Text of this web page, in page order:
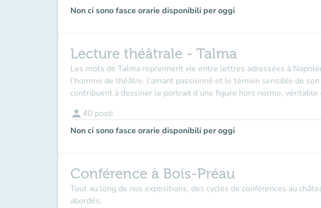
Non ci sono fasce orarie disponibili per oggi
Lecture théâtrale - Talma
Les mots de Talma reprennent vie entre lettres adressées à
l’homme de théâtre, l’amant passionné et le témoin sensible de
contribuent à dessiner le portrait d’une figure hors norme, véritable
person 40 posti
Non ci sono fasce orarie disponibili per oggi
Conférence à Bois-Préau
Tout au long de nos expositions, des cycles de conférences au
abordés.